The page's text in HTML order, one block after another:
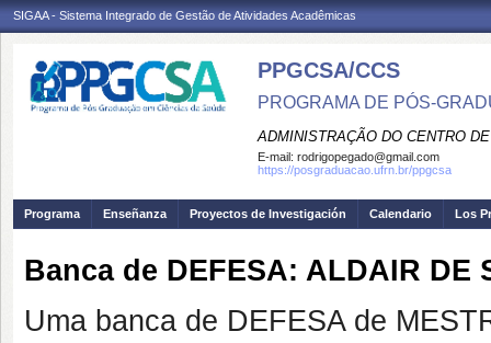
SIGAA - Sistema Integrado de Gestão de Atividades Acadêmicas
PPGCSA/CCS
PROGRAMA DE PÓS-
ADMINISTRAÇÃO DO CENTRO
E-mail: rodrigopegado@gmail.com
https://posgraduacao.ufrn.br/ppgcsa
Programa Enseñanza Proyectos de Investigación Calendario Los
Banca de DEFESA: ALDAIR DE
Uma banca de DEFESA de